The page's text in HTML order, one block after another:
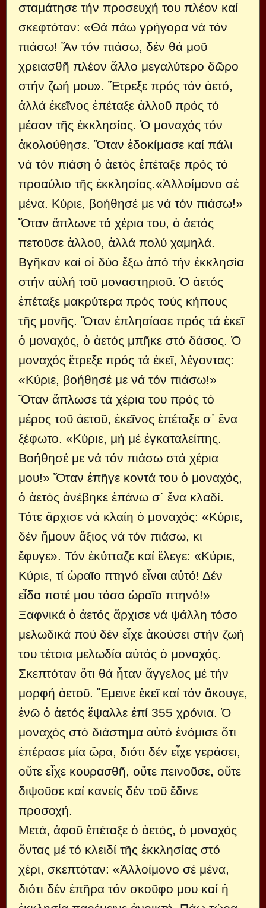
σταμάτησε τήν προσευχή του πλέον καί
σκεφτόταν: «Θά πάω γρήγορα νά τόν
πιάσω! Ἄν τόν πιάσω, δέν θά μοῦ
χρειασθῆ πλέον ἄλλο μεγαλύτερο δῶρο
στήν ζωή μου». Ἔτρεξε πρός τόν ἀετό,
ἀλλά ἐκεῖνος ἐπέταξε ἀλλοῦ πρός τό
μέσον τῆς ἐκκλησίας. Ὁ μοναχός τόν
ἀκολούθησε. Ὅταν ἐδοκίμασε καί πάλι
νά τόν πιάση ὁ ἀετός ἐπέταξε πρός τό
προαύλιο τῆς ἐκκλησίας.«Ἀλλοίμονο σέ
μένα. Κύριε, βοήθησέ με νά τόν πιάσω!»
Ὅταν ἅπλωνε τά χέρια του, ὁ ἀετός
πετοῦσε ἀλλοῦ, ἀλλά πολύ χαμηλά.
Βγῆκαν καί οἱ δύο ἔξω ἀπό τήν ἐκκλησία
στήν αὐλή τοῦ μοναστηριοῦ. Ὁ ἀετός
ἐπέταξε μακρύτερα πρός τούς κήπους
τῆς μονῆς. Ὅταν ἐπλησίασε πρός τά ἐκεῖ
ὁ μοναχός, ὁ ἀετός μπῆκε στό δάσος. Ὁ
μοναχός ἔτρεξε πρός τά ἐκεῖ, λέγοντας:
«Κύριε, βοήθησέ με νά τόν πιάσω!»
Ὅταν ἅπλωσε τά χέρια του πρός τό
μέρος τοῦ ἀετοῦ, ἐκεῖνος ἐπέταξε σ᾿ ἕνα
ξέφωτο. «Κύριε, μή μέ ἐγκαταλείπης.
Βοήθησέ με νά τόν πιάσω στά χέρια
μου!» Ὅταν ἐπῆγε κοντά του ὁ μοναχός,
ὁ ἀετός ἀνέβηκε ἐπάνω σ᾿ ἕνα κλαδί.
Τότε ἄρχισε νά κλαίη ὁ μοναχός: «Κύριε,
δέν ἤμουν ἄξιος νά τόν πιάσω, κι
ἔφυγε». Τόν ἐκύτταζε καί ἔλεγε: «Κύριε,
Κύριε, τί ὠραῖο πτηνό εἶναι αὐτό! Δέν
εἶδα ποτέ μου τόσο ὡραῖο πτηνό!»
Ξαφνικά ὁ ἀετός ἄρχισε νά ψάλλη τόσο
μελωδικά πού δέν εἶχε ἀκούσει στήν ζωή
του τέτοια μελωδία αὐτός ὁ μοναχός.
Σκεπτόταν ὅτι θά ἦταν ἄγγελος μέ τήν
μορφή ἀετοῦ. Ἔμεινε ἐκεῖ καί τόν ἄκουγε,
ἐνῶ ὁ ἀετός ἔψαλλε ἐπί 355 χρόνια. Ὁ
μοναχός στό διάστημα αὐτό ἐνόμισε ὅτι
ἐπέρασε μία ὥρα, διότι δέν εἶχε γεράσει,
οὔτε εἶχε κουρασθῆ, οὔτε πεινοῦσε, οὔτε
διψοῦσε καί κανείς δέν τοῦ ἔδινε
προσοχή.
Μετά, ἀφοῦ ἐπέταξε ὁ ἀετός, ὁ μοναχός
ὄντας μέ τό κλειδί τῆς ἐκκλησίας στό
χέρι, σκεπτόταν: «Ἀλλοίμονο σέ μένα,
διότι δέν ἐπῆρα τόν σκοῦφο μου καί ἡ